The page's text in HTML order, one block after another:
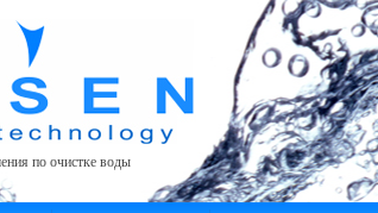
по очистке воды